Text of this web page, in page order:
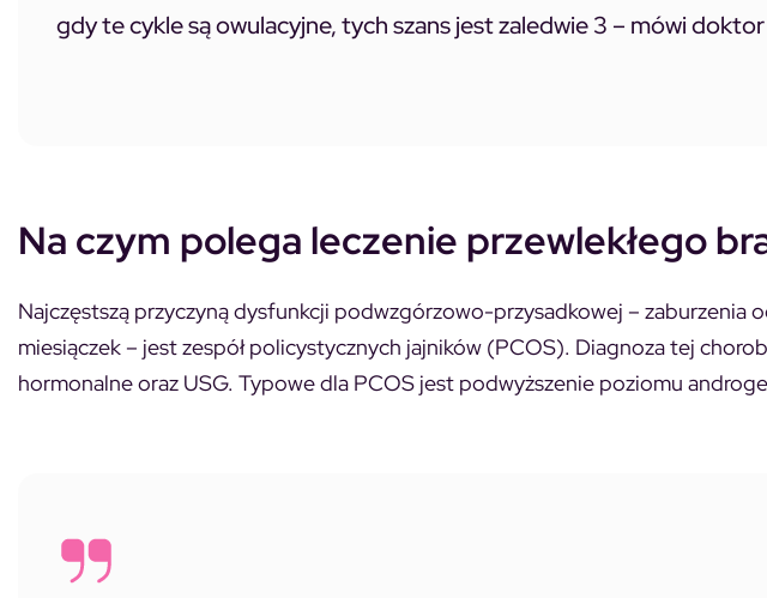
gdy te cykle są owulacyjne, tych szans jest zaledwie 3 – mówi
Na czym polega leczenie przewlekłego
Najczęstszą przyczyną dysfunkcji podwzgórzowo-przysadkowej – zaburzenia
miesiączek – jest zespół policystycznych jajników (PCOS). Diagnoza tej
hormonalne oraz USG. Typowe dla PCOS jest podwyższenie poziomu